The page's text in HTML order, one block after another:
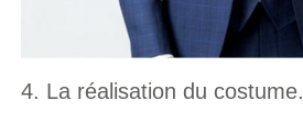
4. La réalisation du costume.